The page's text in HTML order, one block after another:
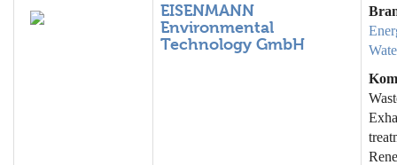
EISENMANN
Environmental
Technology GmbH